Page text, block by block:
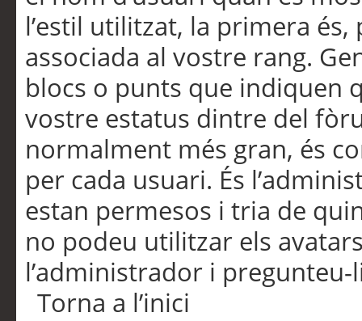
l’estil utilitzat, la primera
associada al vostre rang.
blocs o punts que indiquen
vostre estatus dintre del
normalment més gran, és
per cada usuari. És
estan permesos i tria de
no podeu utilitzar els
l’administrador i pregunteu-
Torna a l’inici